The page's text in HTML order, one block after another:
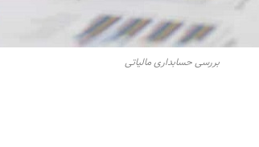
بررسی حسابداری مالیاتی